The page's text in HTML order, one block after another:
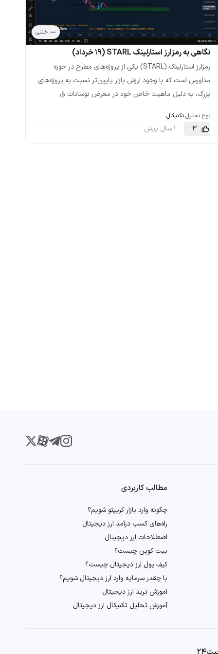
خنثی
نگاهی به رمزارز استارلینک STARL (۱۹ خرداد)
رمزارز استارلینک (STARL) یکی از پروژه‌های مطرح در حوزه
متاورس است که با وجود ارزش بازار پایین‌تر نسبت به پروژه‌های
بزرگ، به دلیل ماهیت خاص خود در معرض نوسانات ق
نوع تحلیل:تکنیکال
3 1 سال پیش
مطالب کاربردی
چگونه وارد بازار کریپتو شویم؟
راه‌های کسب درآمد ارز دیجیتال
اصطلاحات ارز دیجیتال
بیت کوین چیست؟
کیف پول ارز دیجیتال چیست؟
با چقدر سرمایه وارد ارز دیجیتال شویم؟
آموزش ترید ارز دیجیتال
آموزش تحلیل تکنیکال ارز دیجیتال